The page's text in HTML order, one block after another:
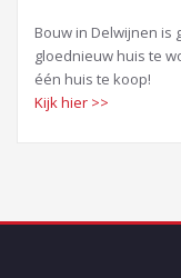
Bouw in Delwijnen is
gloednieuw huis te
één huis te koop!
Kijk hier >>